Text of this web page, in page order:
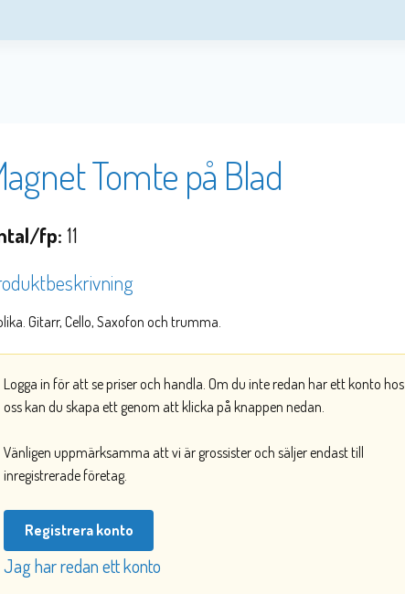
Tomte på Blad
fp: 11
Gitarr, Cello, Saxofon och trumma.
Logga in för att se priser och handla. Om du inte redan har ett konto hos
oss kan du skapa ett genom att klicka på knappen nedan.
Vänligen uppmärksamma att vi är grossister och säljer endast till
inregistrerade företag.
Registrera konto
Jag har redan ett konto